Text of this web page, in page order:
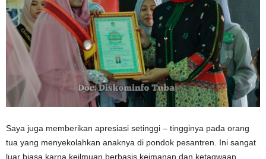
Saya juga memberikan apresiasi setinggi – tingginya pada orang
tua yang menyekolahkan anaknya di pondok pesantren. Ini sangat
luar biasa karna keilmuan berbasis keimanan dan ketaqwaan